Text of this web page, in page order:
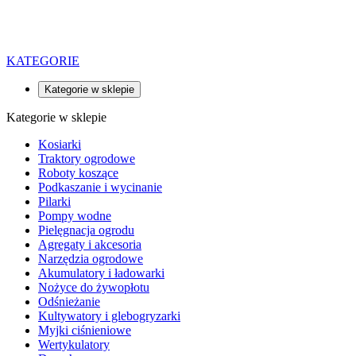
KATEGORIE
Kategorie w sklepie
Kategorie w sklepie
Kosiarki
Traktory ogrodowe
Roboty koszące
Podkaszanie i wycinanie
Pilarki
Pompy wodne
Pielęgnacja ogrodu
Agregaty i akcesoria
Narzędzia ogrodowe
Akumulatory i ładowarki
Nożyce do żywopłotu
Odśnieżanie
Kultywatory i glebogryzarki
Myjki ciśnieniowe
Wertykulatory